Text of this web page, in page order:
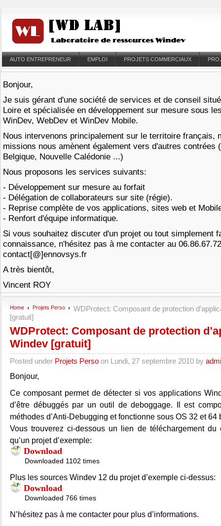
AUTO ENTREPRENEUR EMPLOI PROJETS COMMERCIAUX
Bonjour,
Je suis gérant d'une société de services et de conseil
Loire et spécialisée en développement sur mesure sous
WinDev, WebDev et WinDev Mobile.
Nous intervenons principalement sur le territoire français,
missions nous amènent également vers d'autres contrées
Belgique, Nouvelle Calédonie ...)
Nous proposons les services suivants:
- Développement sur mesure au forfait
- Délégation de collaborateurs sur site (régie).
- Reprise complète de vos applications, sites web et
- Renfort d'équipe informatique.
Si vous souhaitez discuter d'un projet ou tout simplement
connaissance, n'hésitez pas à me contacter au
contact[@]ennovsys.fr
A très bientôt,
Vincent ROY
Home Projets Perso
WDProtect: Composant de protection
[gratuit]
WDProtect: Composant de protection
Windev [gratuit]
Posted under Projets Perso on Lundi, 27 septembre 2010 by
Bonjour,
Ce composant permet de détecter si vos applications
d’être débuggés par un outil de deboggage. Il est
méthodes d’Anti-Debugging et fonctionne sous OS 32 et 64
Vous trouverez ci-dessous un lien de téléchargement du
qu’un projet d’exemple:
Download
Downloaded 1102 times
Plus les sources Windev 12 du projet d’exemple ci-dessus:
Download
Downloaded 766 times
N’hésitez pas à me contacter pour plus d’informations.